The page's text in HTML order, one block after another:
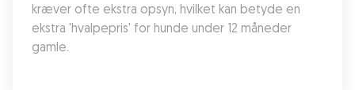
kræver ofte ekstra opsyn, hvilket kan betyde en
ekstra 'hvalpepris' for hunde under 12 måneder
gamle.